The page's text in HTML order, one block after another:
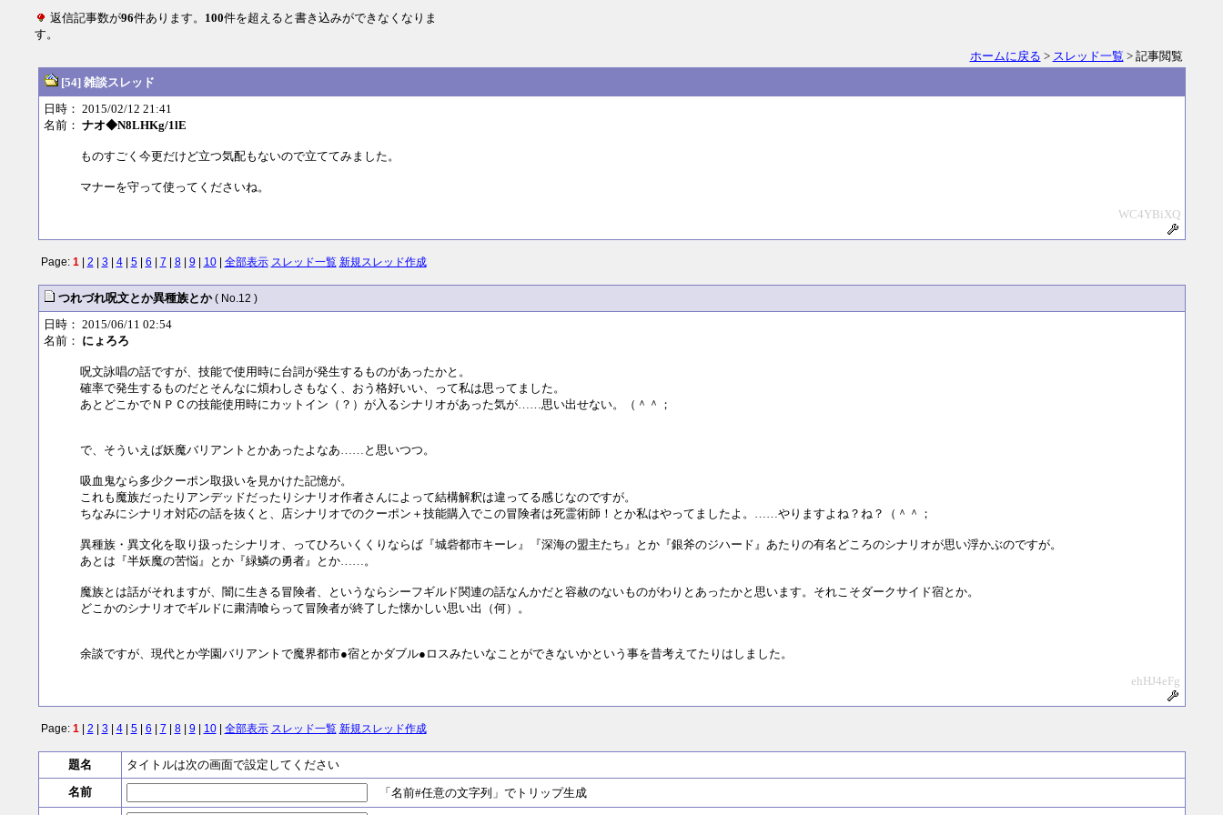
返信記事数が96件あります。 100件を超えると書き込みができなくなりま
す。
ホームに戻る > スレッド一覧 > 記事閲覧
[54] 雑談スレッド
日時： 2015/02/12 21:41
名前： ナオ◆N8LHKg/1lE
ものすごく今更だけど立つ気配もないので立ててみました。
マナーを守って使ってくださいね。
WC4YBiXQ
Page: 1| 2 3 4| 5| 6 7 8| 9 10| 全部表示 スレッド一覧 新規スレッド作成
つれづれ呪文とか異種族とか ( No.12 )
日時： 2015/06/11 02:54
名前： にょろろ
呪文詠唱の話ですが、技能で使用時に台詞が発生するものがあったかと。
確率で発生するものだとそんなに煩わしさもなく、おう格好いい、って私は思ってました。
あとどこかでＮＰＣの技能使用時にカットイン（？）が入るシナリオがあった気が……思い出せない。（＾＾；
で、そういえば妖魔バリアントとかあったよなあ……と思いつつ。
吸血鬼なら多少クーポン取扱いを見かけた記憶が。
これも魔族だったりアンデッドだったりシナリオ作者さんによって結構解釈は違ってる感じなのですが。
ちなみにシナリオ対応の話を抜くと、店シナリオでのクーポン＋技能購入でこの冒険者は死霊術師！とか私はやってましたよ。……やりますよね？ね？（＾＾；
異種族・異文化を取り扱ったシナリオ、ってひろいくくりならば『城砦都市キーレ』『深海の盟主たち』とか『銀斧のジハード』あたりの有名どころのシナリオが思い浮かぶのですが。
あとは『半妖魔の苦悩』とか『緑鱗の勇者』とか……。
魔族とは話がそれますが、闇に生きる冒険者、というならシーフギルド関連の話なんかだと容赦のないものがわりとあったかと思います。それこそダークサイド宿とか。
どこかのシナリオでギルドに粛清喰らって冒険者が終了した懐かしい思い出（何）。
余談ですが、現代とか学園バリアントで魔界都市●宿とかダブル●ロスみたいなことができないかという事を昔考えてたりはしました。
ehHJ4eFg
Page: 1| 2 3 4| 5| 6 7 8| 9 10| 全部表示 スレッド一覧 新規スレッド作成
題名
タイトルは次の画面で設定してください
名前
「名前#任意の文字列」でトリップ生成